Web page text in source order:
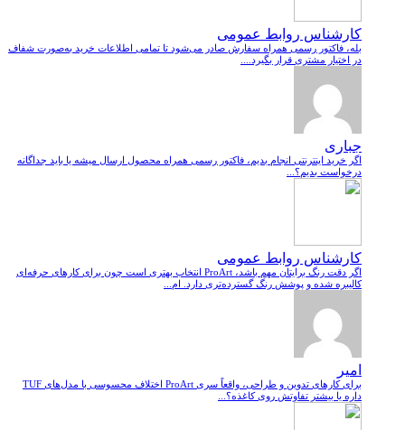
کارشناس روابط عمومی
بله، فاکتور رسمی همراه سفارش صادر می‌شود تا تمامی اطلاعات خرید به‌صورت شفاف
در اختیار مشتری قرار بگیرد....
جباری
اگر خرید اینترنتی انجام بدیم، فاکتور رسمی همراه محصول ارسال میشه یا باید جداگانه
درخواست بدیم؟...
کارشناس روابط عمومی
اگر دقت رنگ برایتان مهم باشد، ProArt انتخاب بهتری است چون برای کارهای حرفه‌ای
کالیبره شده و پوشش رنگ گسترده‌تری دارد. ام...
امیر
برای کارهای تدوین و طراحی، واقعاً سری ProArt اختلاف محسوسی با مدل‌های TUF
داره یا بیشتر تفاوتش روی کاغذه؟...